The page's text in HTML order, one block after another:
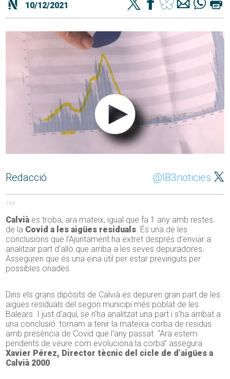
10/12/2021
Redacció @IB3noticies
144
Calvià es troba, ara mateix, igual que fa 1 any amb restes
de la Covid a les aigües residuals. És una de les
conclusions que l’Ajuntament ha extret després d’enviar a
analitzar part d’allò que arriba a les seves depuradores.
Asseguren que és una eina útil per estar previnguts per
possibles onades.
Dins els grans dipòsits de Calvià es depuren gran part de les
aigües residuals del segon municipi més poblat de les
Balears. I just d’aquí, se n’ha analitzat una part i s’ha arribat a
una conclusió: tornam a tenir la mateixa corba de residus
amb presència de Covid que l’any passat. “Ara estem
pendents de veure com evoluciona la corba” assegura
Xavier Pérez, Director tècnic del cicle de d’aigües a
Calvià 2000.